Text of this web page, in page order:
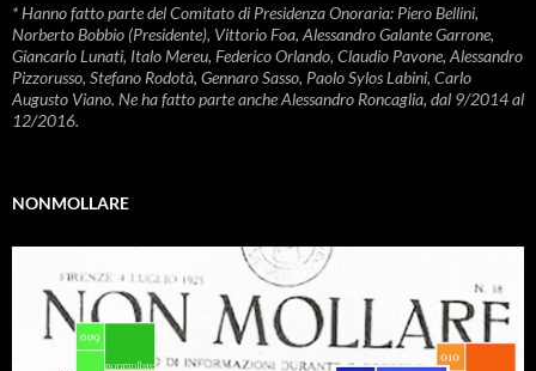
* Hanno fatto parte del Comitato di Presidenza Onoraria: Piero Bellini,
Norberto Bobbio (Presidente), Vittorio Foa, Alessandro Galante Garrone,
Giancarlo Lunati, Italo Mereu, Federico Orlando, Claudio Pavone, Alessandro
Pizzorusso, Stefano Rodotà, Gennaro Sasso, Paolo Sylos Labini, Carlo
Augusto Viano. Ne ha fatto parte anche Alessandro Roncaglia, dal 9/2014 al
12/2016.
NONMOLLARE